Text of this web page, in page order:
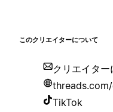
このクリエイターについて
クリエイタ
TikTok